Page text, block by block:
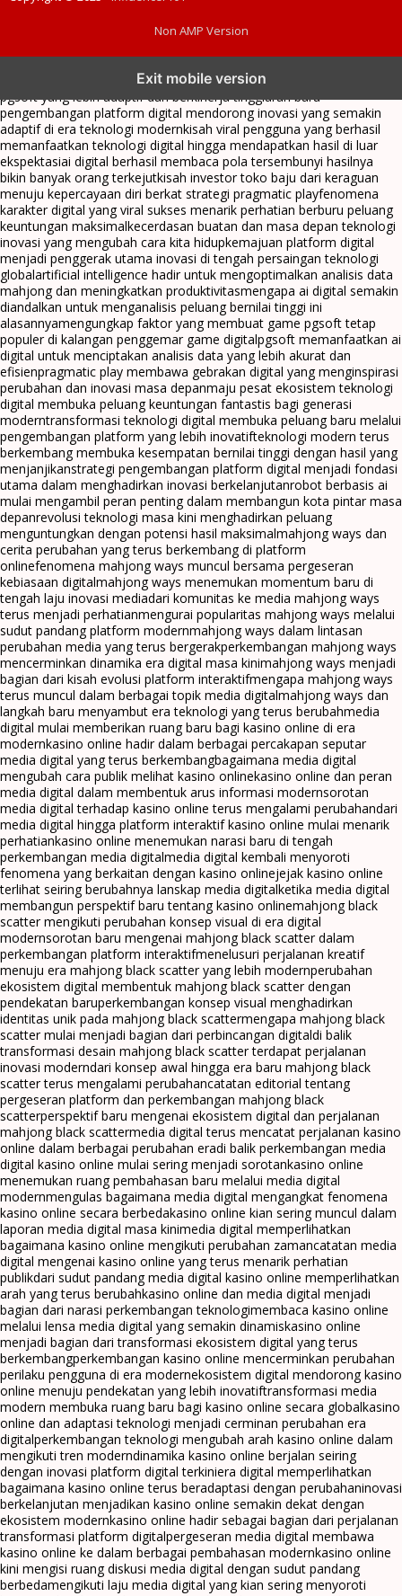
Non AMP Version
Exit mobile version
menghadirkan inovasi berkualitasai digital menjadi kunci analisis data
pgsoft yang lebih adaptif dan berkinerja tinggiarah baru
pengembangan platform digital mendorong inovasi yang semakin
adaptif di era teknologi modernkisah viral pengguna yang berhasil
memanfaatkan teknologi digital hingga mendapatkan hasil di luar
ekspektasiai digital berhasil membaca pola tersembunyi hasilnya
bikin banyak orang terkejutkisah investor toko baju dari keraguan
menuju kepercayaan diri berkat strategi pragmatic playfenomena
karakter digital yang viral sukses menarik perhatian berburu peluang
keuntungan maksimalkecerdasan buatan dan masa depan teknologi
inovasi yang mengubah cara kita hidupkemajuan platform digital
menjadi penggerak utama inovasi di tengah persaingan teknologi
globalartificial intelligence hadir untuk mengoptimalkan analisis data
mahjong dan meningkatkan produktivitasmengapa ai digital semakin
diandalkan untuk menganalisis peluang bernilai tinggi ini
alasannyamengungkap faktor yang membuat game pgsoft tetap
populer di kalangan penggemar game digitalpgsoft memanfaatkan ai
digital untuk menciptakan analisis data yang lebih akurat dan
efisienpragmatic play membawa gebrakan digital yang menginspirasi
perubahan dan inovasi masa depanmaju pesat ekosistem teknologi
digital membuka peluang keuntungan fantastis bagi generasi
moderntransformasi teknologi digital membuka peluang baru melalui
pengembangan platform yang lebih inovatifteknologi modern terus
berkembang membuka kesempatan bernilai tinggi dengan hasil yang
menjanjikanstrategi pengembangan platform digital menjadi fondasi
utama dalam menghadirkan inovasi berkelanjutanrobot berbasis ai
mulai mengambil peran penting dalam membangun kota pintar masa
depanrevolusi teknologi masa kini menghadirkan peluang
menguntungkan dengan potensi hasil maksimalmahjong ways dan
cerita perubahan yang terus berkembang di platform
onlinefenomena mahjong ways muncul bersama pergeseran
kebiasaan digitalmahjong ways menemukan momentum baru di
tengah laju inovasi mediadari komunitas ke media mahjong ways
terus menjadi perhatianmengurai popularitas mahjong ways melalui
sudut pandang platform modernmahjong ways dalam lintasan
perubahan media yang terus bergerakperkembangan mahjong ways
mencerminkan dinamika era digital masa kinimahjong ways menjadi
bagian dari kisah evolusi platform interaktifmengapa mahjong ways
terus muncul dalam berbagai topik media digitalmahjong ways dan
langkah baru menyambut era teknologi yang terus berubahmedia
digital mulai memberikan ruang baru bagi kasino online di era
modernkasino online hadir dalam berbagai percakapan seputar
media digital yang terus berkembangbagaimana media digital
mengubah cara publik melihat kasino onlinekasino online dan peran
media digital dalam membentuk arus informasi modernsorotan
media digital terhadap kasino online terus mengalami perubahandari
media digital hingga platform interaktif kasino online mulai menarik
perhatiankasino online menemukan narasi baru di tengah
perkembangan media digitalmedia digital kembali menyoroti
fenomena yang berkaitan dengan kasino onlinejejak kasino online
terlihat seiring berubahnya lanskap media digitalketika media digital
membangun perspektif baru tentang kasino onlinemahjong black
scatter mengikuti perubahan konsep visual di era digital
modernsorotan baru mengenai mahjong black scatter dalam
perkembangan platform interaktifmenelusuri perjalanan kreatif
menuju era mahjong black scatter yang lebih modernperubahan
ekosistem digital membentuk mahjong black scatter dengan
pendekatan baruperkembangan konsep visual menghadirkan
identitas unik pada mahjong black scattermengapa mahjong black
scatter mulai menjadi bagian dari perbincangan digitaldi balik
transformasi desain mahjong black scatter terdapat perjalanan
inovasi moderndari konsep awal hingga era baru mahjong black
scatter terus mengalami perubahancatatan editorial tentang
pergeseran platform dan perkembangan mahjong black
scatterperspektif baru mengenai ekosistem digital dan perjalanan
mahjong black scattermedia digital terus mencatat perjalanan kasino
online dalam berbagai perubahan eradi balik perkembangan media
digital kasino online mulai sering menjadi sorotankasino online
menemukan ruang pembahasan baru melalui media digital
modernmengulas bagaimana media digital mengangkat fenomena
kasino online secara berbedakasino online kian sering muncul dalam
laporan media digital masa kinimedia digital memperlihatkan
bagaimana kasino online mengikuti perubahan zamancatatan media
digital mengenai kasino online yang terus menarik perhatian
publikdari sudut pandang media digital kasino online memperlihatkan
arah yang terus berubahkasino online dan media digital menjadi
bagian dari narasi perkembangan teknologimembaca kasino online
melalui lensa media digital yang semakin dinamiskasino online
menjadi bagian dari transformasi ekosistem digital yang terus
berkembangperkembangan kasino online mencerminkan perubahan
perilaku pengguna di era modernekosistem digital mendorong kasino
online menuju pendekatan yang lebih inovatiftransformasi media
modern membuka ruang baru bagi kasino online secara globalkasino
online dan adaptasi teknologi menjadi cerminan perubahan era
digitalperkembangan teknologi mengubah arah kasino online dalam
mengikuti tren moderndinamika kasino online berjalan seiring
dengan inovasi platform digital terkiniera digital memperlihatkan
bagaimana kasino online terus beradaptasi dengan perubahaninovasi
berkelanjutan menjadikan kasino online semakin dekat dengan
ekosistem modernkasino online hadir sebagai bagian dari perjalanan
transformasi platform digitalpergeseran media digital membawa
kasino online ke dalam berbagai pembahasan modernkasino online
kini mengisi ruang diskusi media digital dengan sudut pandang
berbedamengikuti laju media digital yang kian sering menyoroti